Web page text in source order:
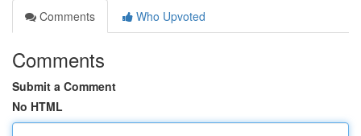
Comments
Who Upvoted
Comments
Submit a Comment
No HTML